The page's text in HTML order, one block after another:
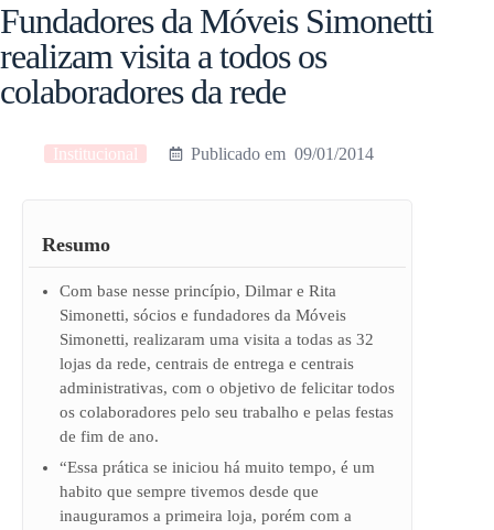
Fundadores da Móveis Simonetti
realizam visita a todos os
colaboradores da rede
Institucional 09/01/2014
Resumo
Com base nesse princípio, Dilmar e Rita
Simonetti, sócios e fundadores da Móveis
Simonetti, realizaram uma visita a todas as 32
lojas da rede, centrais de entrega e centrais
administrativas, com o objetivo de felicitar todos
os colaboradores pelo seu trabalho e pelas festas
de fim de ano.
“Essa prática se iniciou há muito tempo, é um
habito que sempre tivemos desde que
inauguramos a primeira loja, porém com a